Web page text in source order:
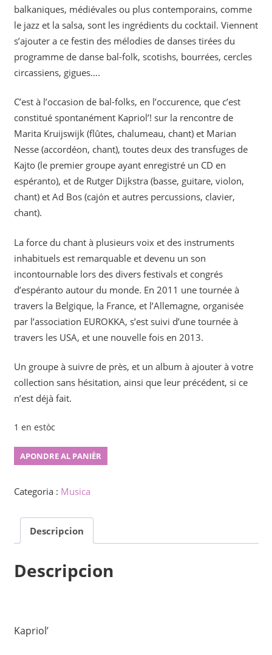
balkaniques, médiévales ou plus contemporains, comme
le jazz et la salsa, sont les ingrédients du cocktail. Viennent
s’ajouter a ce festin des mélodies de danses tirées du
programme de danse bal-folk, scotishs, bourrées, cercles
circassiens, gigues….
C’est à l’occasion de bal-folks, en l’occurence, que c’est
constitué spontanément Kapriol’! sur la rencontre de
Marita Kruijswijk (flûtes, chalumeau, chant) et Marian
Nesse (accordéon, chant), toutes deux des transfuges de
Kajto (le premier groupe ayant enregistré un CD en
espéranto), et de Rutger Dijkstra (basse, guitare, violon,
chant) et Ad Bos (cajón et autres percussions, clavier,
chant).
La force du chant à plusieurs voix et des instruments
inhabituels est remarquable et devenu un son
incontournable lors des divers festivals et congrés
d’espéranto autour du monde. En 2011 une tournée à
travers la Belgique, la France, et l’Allemagne, organisée
par l’association EUROKKA, s’est suivi d’une tournée à
travers les USA, et une nouvelle fois en 2013.
Un groupe à suivre de près, et un album à ajouter à votre
collection sans hésitation, ainsi que leur précédent, si ce
n’est déjà fait.
1 en estòc
Kavaliriko
APONDRE AL PANIÈR
Categoria : Musica
Descripcion
Descripcion
Kapriol’